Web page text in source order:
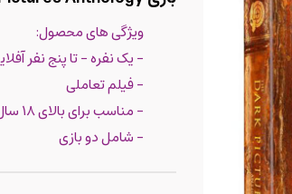
ویژگی های محصول:
- یک نفره - تا پنج نفر
- فیلم تعاملی
- مناسب برای بالای ۱۸ سال
- شامل دو بازی